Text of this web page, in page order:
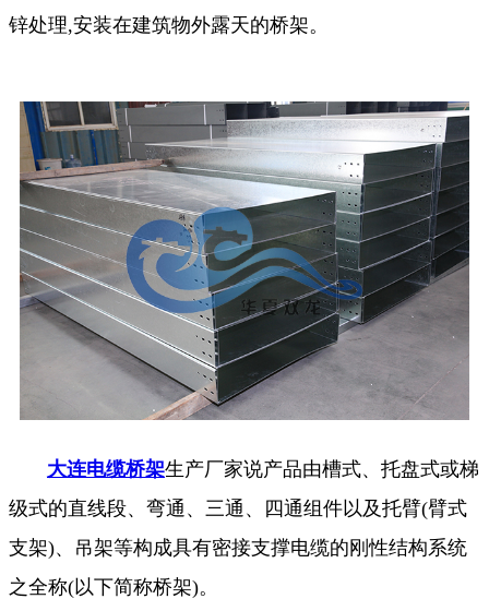
锌处理,安装在建筑物外露天的桥架。
大连电缆桥架生产厂家说产品由槽式、托盘式或梯
级式的直线段、弯通、三通、四通组件以及托臂(臂式
支架)、吊架等构成具有密接支撑电缆的刚性结构系统
之全称(以下简称桥架)。